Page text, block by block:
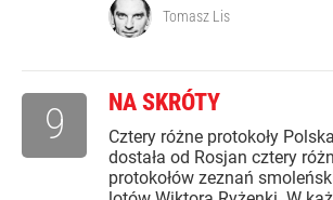
Tomasz Lis
NA SKRÓTY
Cztery różne protokoły
dostała od Rosjan cztery
protokołów zeznań
9